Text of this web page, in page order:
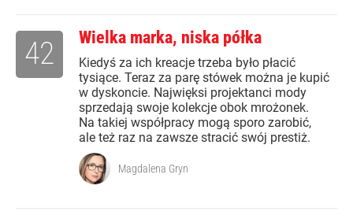
Wielka marka, niska półka
Kiedyś za ich kreacje trzeba było płacić
tysiące. Teraz za parę stówek można je kupić
w dyskoncie. Najwięksi projektanci mody
sprzedają swoje kolekcje obok mrożonek.
Na takiej współpracy mogą sporo zarobić,
ale też raz na zawsze stracić swój prestiż.
42
Magdalena Gryn